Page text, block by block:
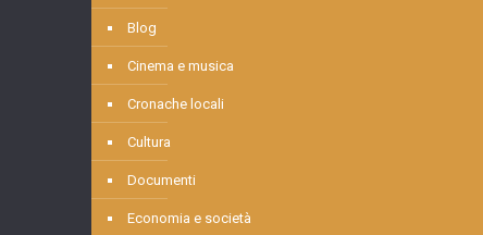
Blog
Cinema e musica
Cronache locali
Cultura
Documenti
Economia e società